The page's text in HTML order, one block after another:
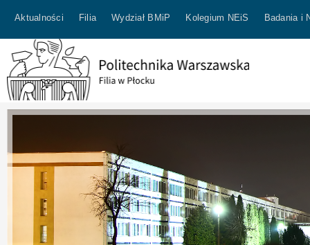
Aktualności Filia Wydział BMiP Kolegium NEiS Badania i